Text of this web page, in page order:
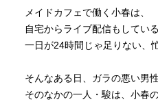
メイドカフェで働く小春は、
自宅からライブ配信もしてい
一日が24時間じゃ足りない、
そんなある日、ガラの悪い男
そのなかの一人・駿は、小春